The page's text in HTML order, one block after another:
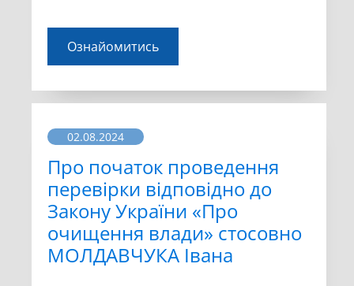
Ознайомитись
02.08.2024
Про початок проведення
перевірки відповідно до
Закону України «Про
очищення влади» стосовно
МОЛДАВЧУКА Івана